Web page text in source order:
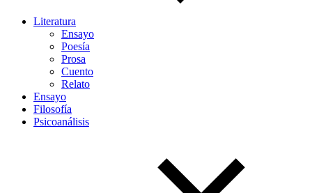
Literatura
Ensayo
Poesía
Prosa
Cuento
Relato
Ensayo
Filosofía
Psicoanálisis